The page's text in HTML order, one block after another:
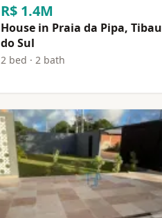
R$ 1.4M
House in Praia da Pipa, Tibau
do Sul
2 bed · 2 bath